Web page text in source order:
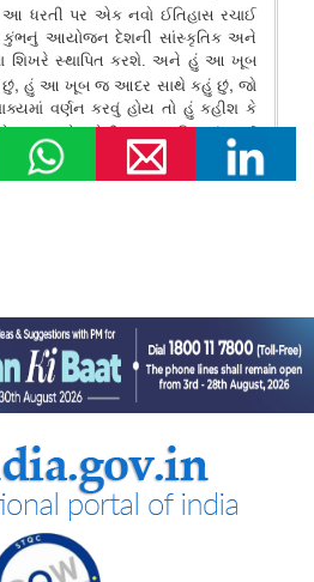
बैठक में केंद्रीय शिक्षा मंत्री ने ब्रिक्स सहयोग
मानवता-प्रथम दृष्टिकोण के प्रति
मंत्रालय
ने मानेसर में हरियाणा के 77वें वन
अपने पास से किए जाने वाले खर्च को कम करने
ढांचे को मजबूत बनाने के लिए उठाए गए कदम
ने आयुष्‍मान भारत स्‍वास्‍थ्‍य खाता आधारित स्कैन
ओपीडी पंजीकरण की उपलब्धि हासिल की